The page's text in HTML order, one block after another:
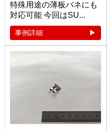
特殊用途の薄板バネにも
対応可能 今回はSU...
事例詳細